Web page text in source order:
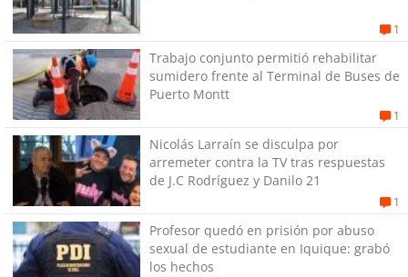
1
Trabajo conjunto permitió rehabilitar
sumidero frente al Terminal de Buses de
Puerto Montt
1
Nicolás Larraín se disculpa por
arremeter contra la TV tras respuestas
de J.C Rodríguez y Danilo 21
1
Profesor quedó en prisión por abuso
sexual de estudiante en Iquique: grabó
los hechos